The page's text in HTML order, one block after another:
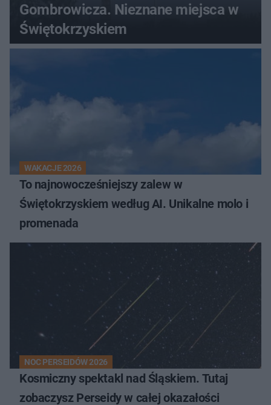
Gombrowicza. Nieznane miejsca w
Świętokrzyskiem
WAKACJE 2026
To najnowocześniejszy zalew w
Świętokrzyskiem według AI. Unikalne molo i
promenada
NOC PERSEIDÓW 2026
Kosmiczny spektakl nad Śląskiem. Tutaj
zobaczysz Perseidy w całej okazałości